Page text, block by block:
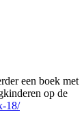
een boek met
op de
18/